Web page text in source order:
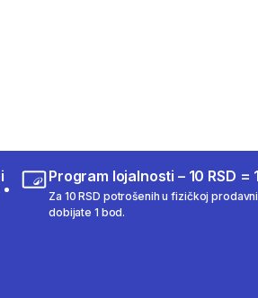
Program lojalnosti – 10 RSD =
Za 10 RSD potrošenih u fizičkoj
dobijate 1 bod.